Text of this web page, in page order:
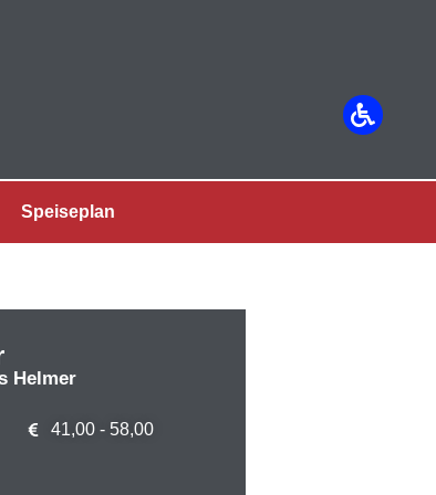
Speiseplan
Helmer
41,00 - 58,00